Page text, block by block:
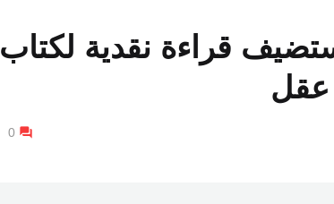
قراءة نقدية لكتاب
عقل
0